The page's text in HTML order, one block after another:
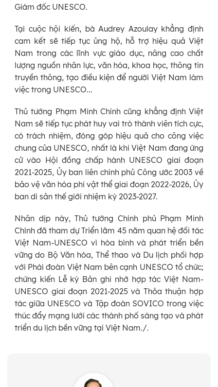
Giám đốc UNESCO.
Tại cuộc hội kiến, bà Audrey Azoulay khẳng định
cam kết sẽ tiếp tục ủng hộ, hỗ trợ hiệu quả Việt
Nam trong các lĩnh vực giáo dục, nâng cao chất
lượng nguồn nhân lực, văn hóa, khoa học, thông tin
truyền thông, tạo điều kiện để người Việt Nam làm
việc trong UNESCO...
Thủ tướng Phạm Minh Chính cũng khẳng định Việt
Nam sẽ tiếp tục phát huy vai trò thành viên tích cực,
có trách nhiệm, đóng góp hiệu quả cho công việc
chung của UNESCO, nhất là khi Việt Nam đang ứng
cử vào Hội đồng chấp hành UNESCO giai đoạn
2021-2025, Ủy ban liên chính phủ Công ước 2003 về
bảo vệ văn hóa phi vật thể giai đoạn 2022-2026, Ủy
ban di sản thế giới nhiệm kỳ 2023-2027.
Nhân dịp này, Thủ tướng Chính phủ Phạm Minh
Chính đã tham dự Triển lãm 45 năm quan hệ đối tác
Việt Nam-UNESCO vì hòa bình và phát triển bền
vững do Bộ Văn hóa, Thể thao và Du lịch phối hợp
với Phái đoàn Việt Nam bên cạnh UNESCO tổ chức;
chứng kiến Lễ ký Bản ghi nhớ hợp tác Việt Nam-
UNESCO giai đoạn 2021-2025 và Thỏa thuận hợp
tác giữa UNESCO và Tập đoàn SOVICO trong việc
thúc đẩy mạng lưới các thành phố sáng tạo và phát
triển du lịch bền vững tại Việt Nam./.